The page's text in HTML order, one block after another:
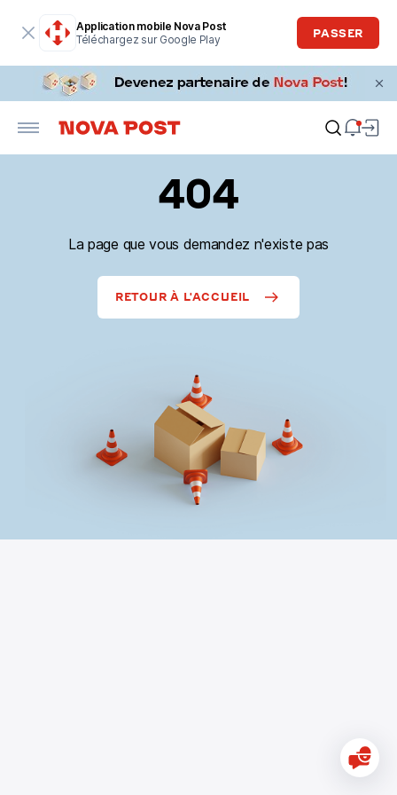
Application mobile Nova Post
Téléchargez sur Google Play
PASSER
404
La page que vous demandez n'existe pas
RETOUR À L'ACCUEIL